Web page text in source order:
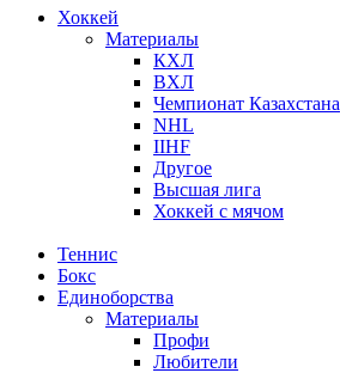
Хоккей
Материалы
КХЛ
ВХЛ
Чемпионат Казахстана
NHL
IIHF
Другое
Высшая лига
Хоккей с мячом
Теннис
Бокс
Единоборства
Материалы
Профи
Любители